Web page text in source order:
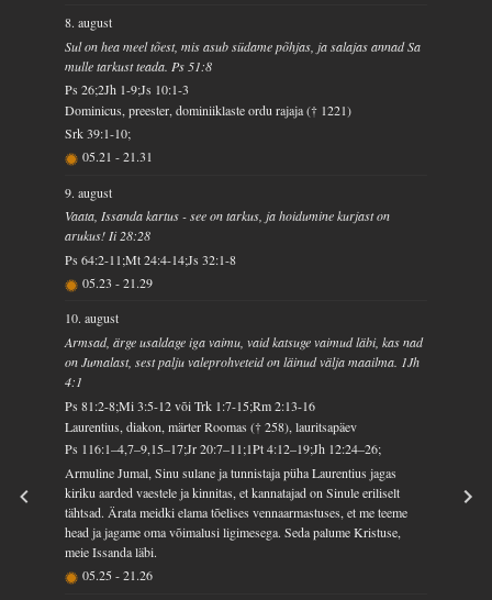
8. august
Sul on hea meel tõest, mis asub südame põhjas, ja salajas annad Sa
mulle tarkust teada. Ps 51:8
Ps 26;2Jh 1-9;Js 10:1-3
Dominicus, preester, dominiiklaste ordu rajaja († 1221)
Srk 39:1-10;
05.21 -21.31
9. august
Vaata, Issanda kartus - see on tarkus, ja hoidumine kurjast on
arukus! Ii 28:28
Ps 64:2-11;Mt 24:4-14;Js 32:1-8
05.23 -21.29
10. august
Armsad, ärge usaldage iga vaimu, vaid katsuge vaimud läbi, kas nad
on Jumalast, sest palju valeprohveteid on läinud välja maailma. 1Jh
4:1
Ps 81:2-8;Mi 3:5-12 või Trk 1:7-15;Rm 2:13-16
Laurentius, diakon, märter Roomas († 258), lauritsapäev
Ps 116:1–4,7–9,15–17;Jr 20:7–11;1Pt 4:12–19;Jh 12:24–26;
Armuline Jumal, Sinu sulane ja tunnistaja püha Laurentius jagas
kiriku aarded vaestele ja kinnitas, et kannatajad on Sinule eriliselt
tähtsad. Ärata meidki elama tõelises vennaarmastuses, et me teeme
head ja jagame oma võimalusi ligimesega. Seda palume Kristuse,
meie Issanda läbi.
05.25-21.26